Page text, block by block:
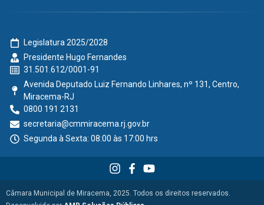
Legislatura 2025/2028
Presidente Hugo Fernandes
31.501.612/0001-91
Avenida Deputado Luiz Fernando Linhares, nº 131, Centro,
Miracema-RJ
0800 191 2131
secretaria@cmmiracema.rj.gov.br
Segunda à Sexta: 08:00 às 17:00 hrs
Câmara Municipal de Miracema, 2025. Todos os direitos reservados.